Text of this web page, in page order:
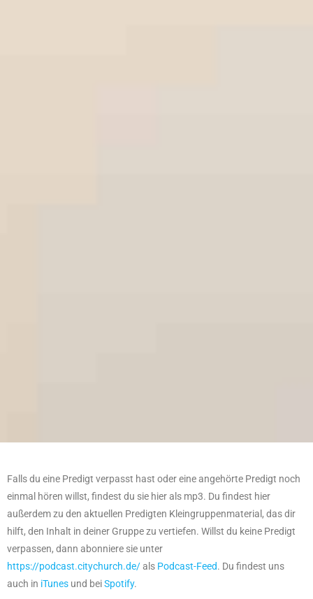
Falls du eine Predigt verpasst hast oder eine angehörte Predigt noch
einmal hören willst, findest du sie hier als mp3. Du findest hier
außerdem zu den aktuellen Predigten Kleingruppenmaterial, das dir
hilft, den Inhalt in deiner Gruppe zu vertiefen. Willst du keine Predigt
verpassen, dann abonniere sie unter
https://podcast.citychurch.de/als Podcast-Feed. Du findest uns
auch in iTunes und beiSpotify.